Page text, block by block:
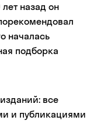
назад он
началась
подборка
все
и публикациями